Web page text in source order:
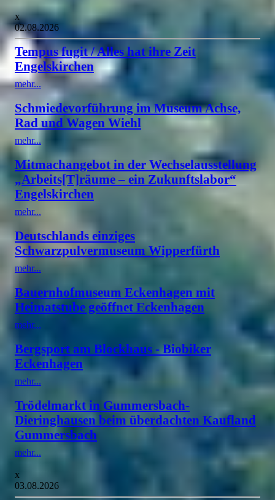
x
02.08.2026
Tempus fugit / Alles hat ihre Zeit
Engelskirchen
mehr...
Schmiedevorführung im Museum Achse,
Rad und Wagen Wiehl
mehr...
Mitmachangebot in der Wechselausstellung
„Arbeits[T]räume – ein Zukunftslabor“
Engelskirchen
mehr...
Deutschlands einziges
Schwarzpulvermuseum Wipperfürth
mehr...
Bauernhofmuseum Eckenhagen mit
Heimatstube geöffnet Eckenhagen
mehr...
Bergsport am Blockhaus - Biobiker
Eckenhagen
mehr...
Trödelmarkt in Gummersbach-
Dieringhausen beim überdachten Kaufland
Gummersbach
mehr...
x
03.08.2026